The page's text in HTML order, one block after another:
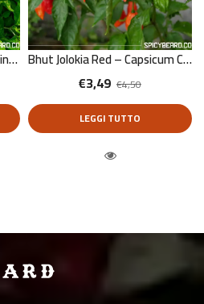
Fatalii Yellow – Capsicum Chinense – 10 Semi Puri Bhut Jolokia Red – Capsicum Chinense – 10 Semi Puri
€4,50
€3,49
LEGGI TUTTO